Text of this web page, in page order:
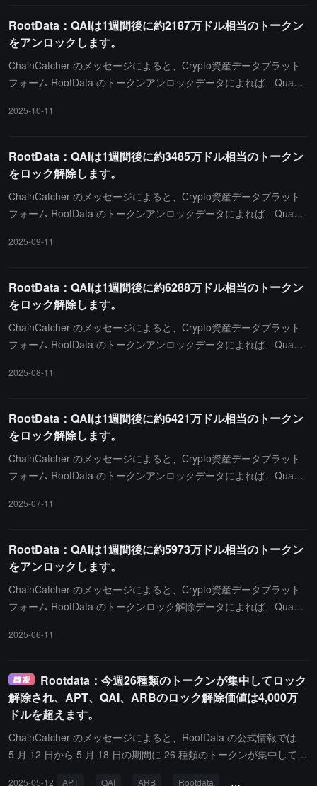
RootData：QAIは1週間後に約2187万ドル相当のトークン
をアンロックします。
ChainCatcher のメッセージによると、Crypto資産データプラット
フォーム RootData のトークンアンロックデータによれば、Quanti
アンロックし、価値は約 2187 万ドルです。
2025-10-11
RootData：QAIは1週間後に約3485万ドル相当のトークン
をロック解除します。
ChainCatcher のメッセージによると、Crypto資産データプラット
フォーム RootData のトークンアンロックデータによれば、Quanti
ックし、その価値は約3485万ドルです。
2025-09-11
RootData：QAIは1週間後に約6288万ドル相当のトークン
をロック解除します。
ChainCatcher のメッセージによると、Crypto資産データプラット
フォーム RootData のトークンアンロックデータによれば、Quanti
ロックし、価値は約 6288 万ドルです。
2025-08-11
RootData：QAIは1週間後に約6421万ドル相当のトークン
をロック解除します。
ChainCatcher のメッセージによると、Crypto資産データプラット
フォーム RootData のトークンアンロックデータによれば、Quanti
ロックし、価値は約 6421 万ドルです。
2025-07-11
RootData：QAIは1週間後に約5973万ドル相当のトークン
をアンロックします。
ChainCatcher のメッセージによると、Crypto資産データプラット
フォーム RootData のトークンロック解除データによれば、Quanti
ク解除し、価値は約 5973 万ドルです。
2025-06-11
Rootdata：今週26種類のトークンが集中してロック
解除され、APT、QAI、ARBのロック解除価値は4,000万
ドルを超えます。
ChainCatcher のメッセージによると、RootData の公式情報では、
5 月 12 日から 5 月 18 日の期間に 26 種類のトークンが集中してロ
2025-05-12 APT QAI ARB Rootdata トークンのロック解